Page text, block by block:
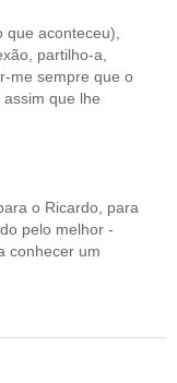
aconteceu),
partilho-a,
me sempre que o
que lhe
o Ricardo, para
pelo melhor -
conhecer um